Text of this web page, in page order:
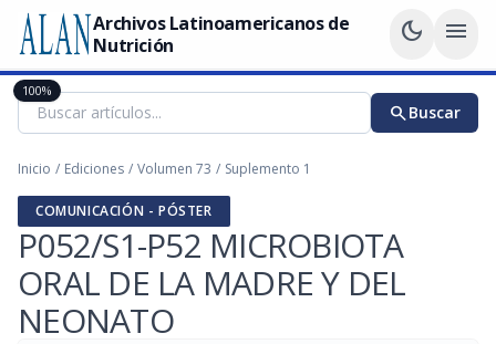
Archivos Latinoamericanos de
Nutrición
dark_mode menu
searchBuscar
Inicio / Ediciones / Volumen 73 / Suplemento 1
COMUNICACIÓN - PÓSTER
P052/S1-P52 MICROBIOTA
ORAL DE LA MADRE Y DEL
NEONATO
100%